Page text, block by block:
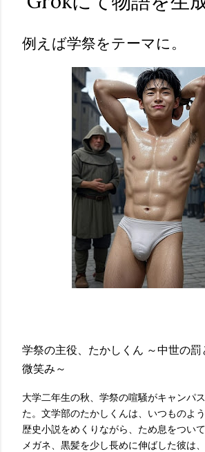
例えば学祭をテーマに。
学祭の主役、たかしくん ～中世の
微笑み～
大学二年生の秋、学祭の喧騒がキャンパ
た。文学部のたかしくんは、いつものよ
歴史小説をめくりながら、ため息をつい
メガネ、黒髪を少し長めに伸ばした彼は